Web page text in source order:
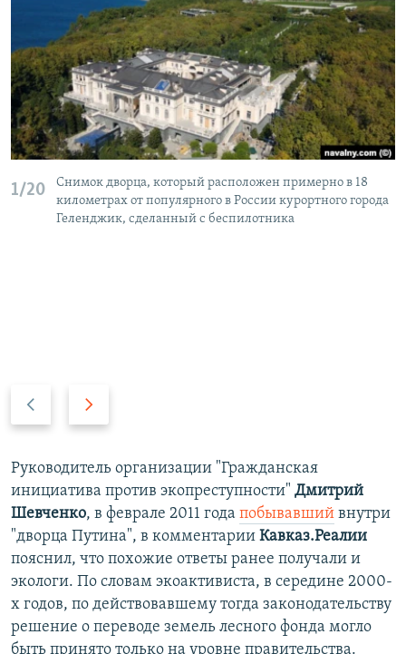
1/20
Снимок дворца, который расположен примерно в 18
километрах от популярного в России курортного города
Геленджик, сделанный с беспилотника
д
ы
д
у
щ
и
й
с
л
д
у
ю
щ
и
й
с
л
а
Руководитель организации "Гражданская
инициатива против экопреступности" Дмитрий
Шевченко, в феврале 2011 года побывавший внутри
"дворца Путина", в комментарии Кавказ.Реалии
пояснил, что похожие ответы ранее получали и
экологи. По словам экоактивиста, в середине 2000-
х годов, по действовавшему тогда законодательству
решение о переводе земель лесного фонда могло
быть принято только на уровне правительства.